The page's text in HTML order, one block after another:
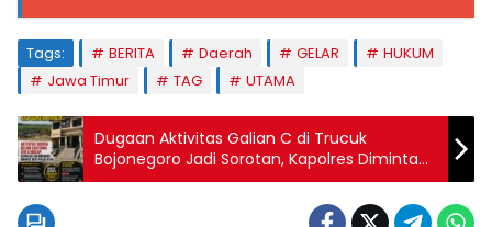
Tags: BERITA Daerah GELAR
HUKUM
Jawa Timur
TAG UTAMA
Dugaan Aktivitas Galian C di Trucuk
Bojonegoro Jadi Sorotan, Kapolres Diminta
Beri Penjelasan